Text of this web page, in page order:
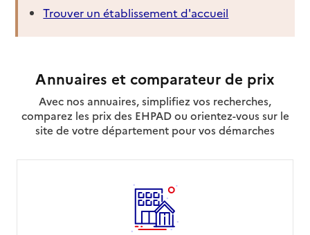
Trouver un établissement d'accueil
Annuaires et comparateur de prix
Avec nos annuaires, simplifiez vos recherches,
comparez les prix des EHPAD ou orientez-vous sur le
site de votre département pour vos démarches